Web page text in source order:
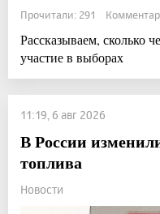
Прочитали: 291
Рассказываем, сколько
участие в выборах
11:19, 6 авг 2026
В России
топлива
Новости